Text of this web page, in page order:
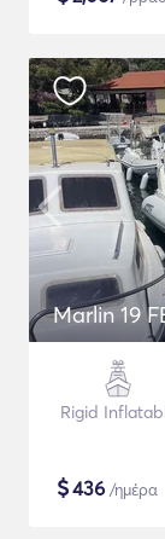
Marlin 19
Rigid
$436 /ημέρα